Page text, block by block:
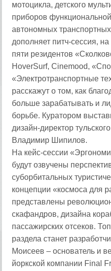
мотоцикла, детского
приборов
автономных
дополняет питч-сессия,
пяти резидентов
HoverSurf, Cinemood,
«Электротранспортные
расскажут о том, как
больше зарабатывать и
борьбе. Куратором
дизайн-директор
Владимир Шипилов.
На кейс-сессии
будут озвучены
суборбитальных
концепции «космоса для
представлены
скафандров, дизайна
пассажирских отсеков.
раздела станет
Моисеев – основатель и
йоркской компании Final